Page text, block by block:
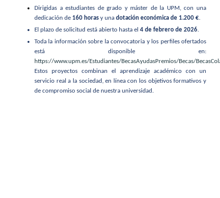
Dirigidas a estudiantes de grado y máster de la UPM, con una
dedicación de 160 horas y una dotación económica de 1.200 €
El plazo de solicitud está abierto hasta el 4 de febrero de 2026.
Toda la información sobre la convocatoria y los perfiles ofertados
está disponible en:
https://www.upm.es/Estudiantes/BecasAyudasPremios/Becas/
Estos proyectos combinan el aprendizaje académico con un
servicio real a la sociedad, en línea con los objetivos formativos y
de compromiso social de nuestra universidad.